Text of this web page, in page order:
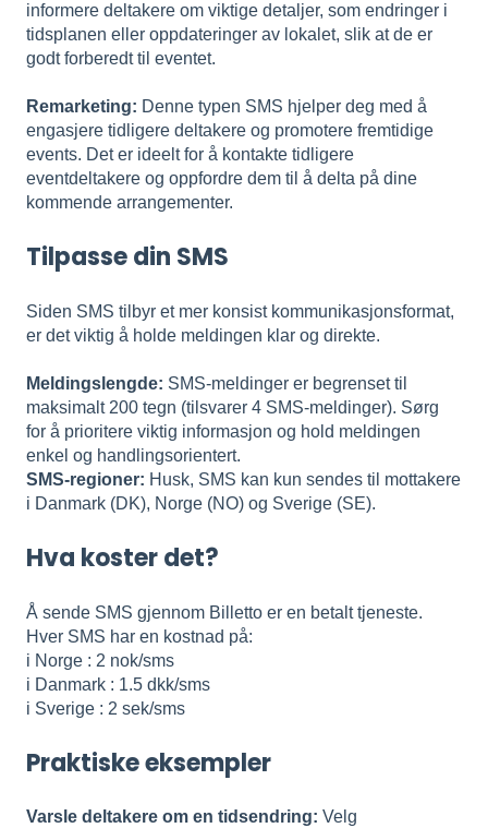
informere deltakere om viktige detaljer, som endringer i
tidsplanen eller oppdateringer av lokalet, slik at de er
godt forberedt til eventet.
Remarketing: Denne typen SMS hjelper deg med å
engasjere tidligere deltakere og promotere fremtidige
events. Det er ideelt for å kontakte tidligere
eventdeltakere og oppfordre dem til å delta på dine
kommende arrangementer.
Tilpasse din SMS
Siden SMS tilbyr et mer konsist kommunikasjonsformat,
er det viktig å holde meldingen klar og direkte.
Meldingslengde: SMS-meldinger er begrenset til
maksimalt 200 tegn (tilsvarer 4 SMS-meldinger). Sørg
for å prioritere viktig informasjon og hold meldingen
enkel og handlingsorientert.
SMS-regioner: Husk, SMS kan kun sendes til mottakere
i Danmark (DK), Norge (NO) og Sverige (SE).
Hva koster det?
Å sende SMS gjennom Billetto er en betalt tjeneste.
Hver SMS har en kostnad på:
i Norge : 2 nok/sms
i Danmark : 1.5 dkk/sms
i Sverige : 2 sek/sms
Praktiske eksempler
Varsle deltakere om en tidsendring: Velg